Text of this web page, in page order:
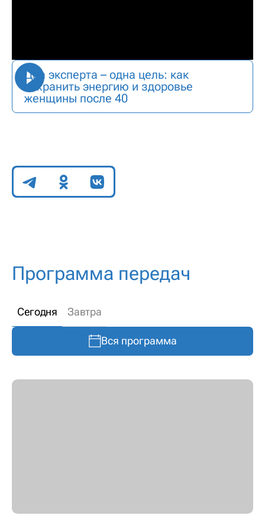
Два эксперта – одна цель: как
сохранить энергию и здоровье
женщины после 40
Поделиться
Программа передач
Сегодня Завтра
Вся программа